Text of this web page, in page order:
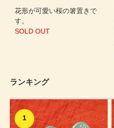
花形が可愛い桜の箸置きで
す。
SOLD OUT
ランキング
1